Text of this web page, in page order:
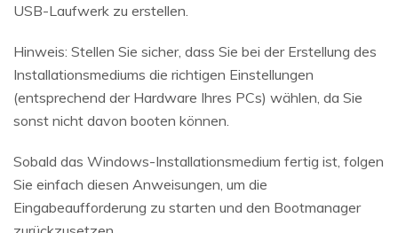
USB-Laufwerk zu erstellen.
Hinweis: Stellen Sie sicher, dass Sie bei der Erstellung des
Installationsmediums die richtigen Einstellungen
(entsprechend der Hardware Ihres PCs) wählen, da Sie
sonst nicht davon booten können.
Sobald das Windows-Installationsmedium fertig ist, folgen
Sie einfach diesen Anweisungen, um die
Eingabeaufforderung zu starten und den Bootmanager